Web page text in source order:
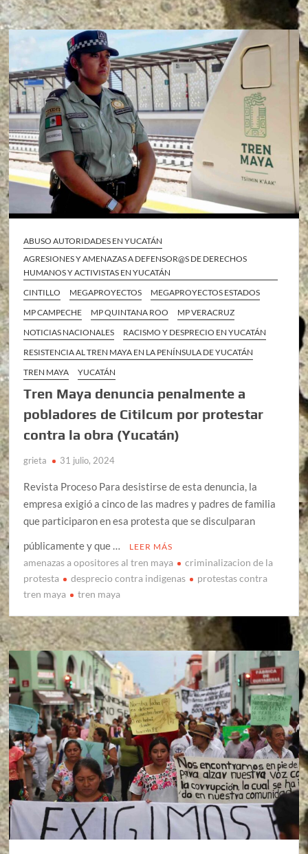
ABUSO AUTORIDADES EN YUCATÁN
AGRESIONES Y AMENAZAS A DEFENSOR@S DE DERECHOS
HUMANOS Y ACTIVISTAS EN YUCATÁN
CINTILLO
MEGAPROYECTOS
MEGAPROYECTOS ESTADOS
MP CAMPECHE
MP QUINTANA ROO
MP VERACRUZ
NOTICIAS NACIONALES
RACISMO Y DESPRECIO EN YUCATÁN
RESISTENCIA AL TREN MAYA EN LA PENÍNSULA DE YUCATÁN
TREN MAYA
YUCATÁN
Tren Maya denuncia penalmente a
pobladores de Citilcum por protestar
contra la obra (Yucatán)
grieta 31 julio, 2024
Revista Proceso Para desistirse de esta denuncia, la
empresa exigió a cinco de las madres y padres de familia
que participaron en esa protesta que se disculparan
públicamente y que …
LEER MÁS
amenazas a opositores al tren maya
criminalizacion de la
protesta
desprecio contra indigenas
protestas contra
tren maya
tren maya